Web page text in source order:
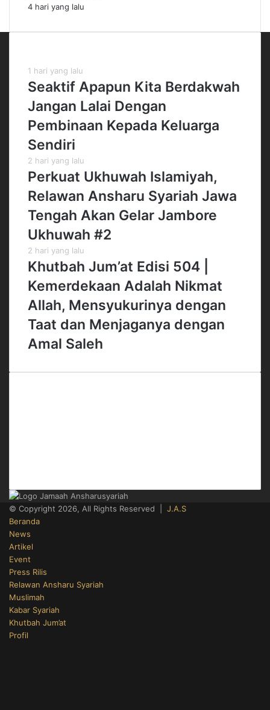
4 hari yang lalu
1 hari yang lalu
Seaktif Apapun Kita Berdakwah
Jangan Lalai Dengan
Pembinaan Kepada Keluarga
Sendiri
2 hari yang lalu
Perkuat Ukhuwah Islamiyah,
Relawan Ansharu Syariah Jawa
Tengah Akan Gelar Jambore
Ukhuwah #2
2 hari yang lalu
Khutbah Jum’at Edisi 504 |
Kemerdekaan Adalah Nikmat
Allah, Mensyukurinya dengan
Taat dan Menjaganya dengan
Amal Saleh
© Copyright 2026, All Rights Reserved | J.A.S
Beranda
News
Artikel
Event
Press Rilis
Relawan Ansharu Syariah
Muslimah
Kabar Syariah
Khutbah Jum’at
Profil